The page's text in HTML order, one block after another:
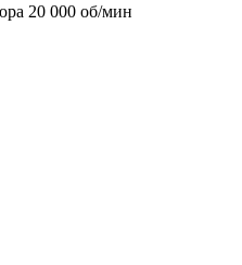
20 000 об/мин